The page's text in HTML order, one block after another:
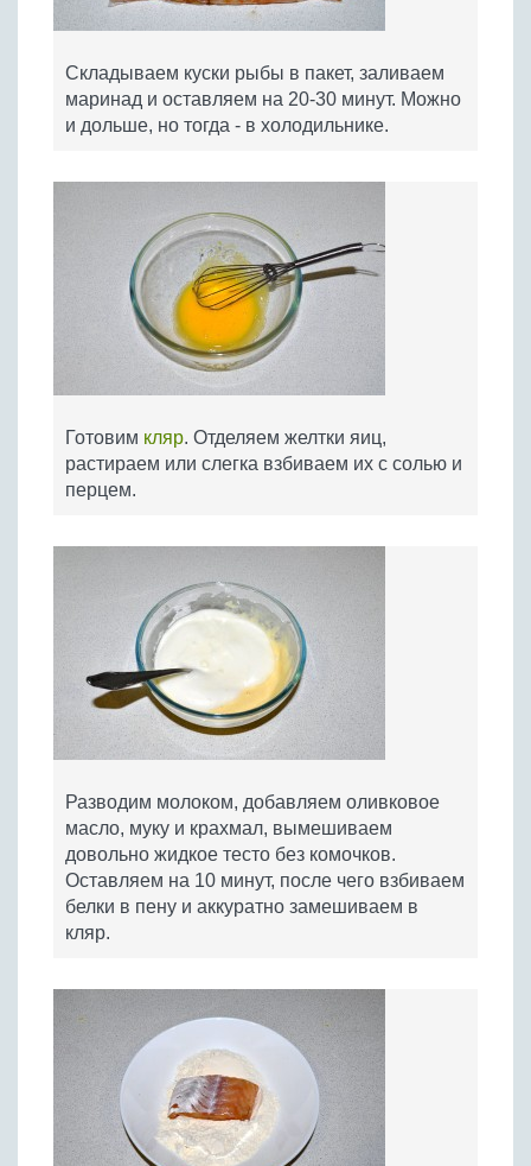
Складываем куски рыбы в пакет, заливаем
маринад и оставляем на 20-30 минут. Можно
и дольше, но тогда - в холодильнике.
Готовим кляр. Отделяем желтки яиц,
растираем или слегка взбиваем их с солью и
перцем.
Разводим молоком, добавляем оливковое
масло, муку и крахмал, вымешиваем
довольно жидкое тесто без комочков.
Оставляем на 10 минут, после чего взбиваем
белки в пену и аккуратно замешиваем в
кляр.